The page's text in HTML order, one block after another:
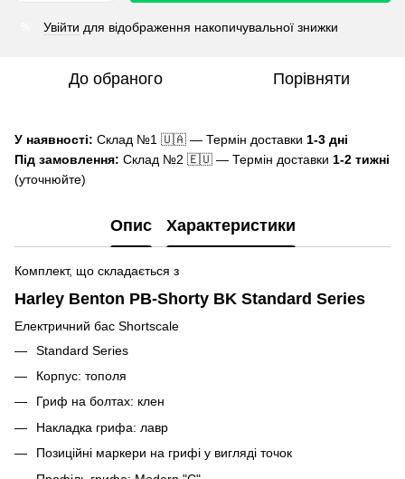
Увійти для відображення накопичувальної знижки
До обраного Порівняти
У наявності: Склад №1 🇺🇦 — Термін доставки 1-3 дні
Під замовлення: Склад №2 🇪🇺 — Термін доставки 1-2 тижні
(уточнюйте)
Опис Характеристики
Комплект, що складається з
Harley Benton PB-Shorty BK Standard Series
Електричний бас Shortscale
Standard Series
Корпус: тополя
Гриф на болтах: клен
Накладка грифа: лавр
Позиційні маркери на грифі у вигляді точок